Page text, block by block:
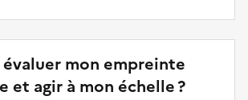
mon empreinte
et agir à mon échelle ?